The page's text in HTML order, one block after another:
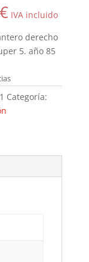
€ IVA incluido
derecho
5. año 85
Categoría: